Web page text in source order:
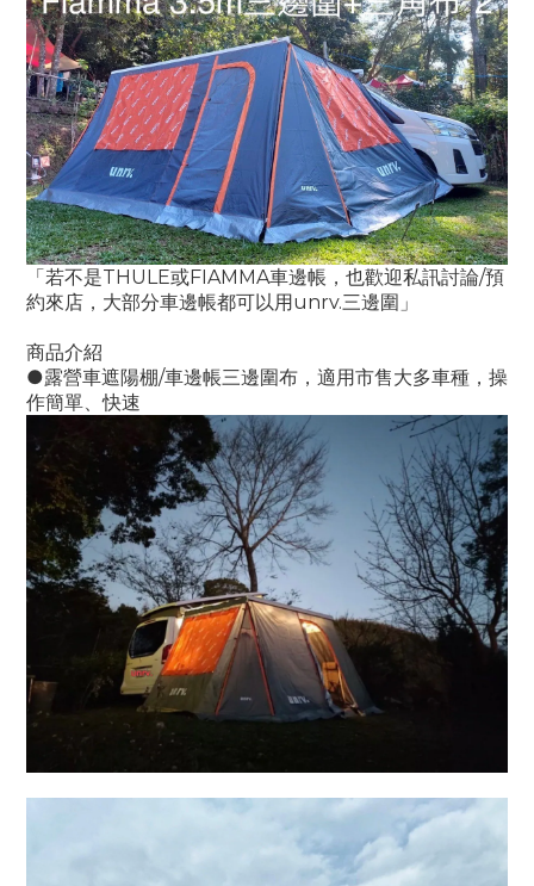
「若不是THULE或FIAMMA車邊帳，也歡迎私訊討論/預
約來店，大部分車邊帳都可以用unrv.三邊圍」
商品介紹
●露營車遮陽棚/車邊帳三邊圍布，適用市售大多車種，操
作簡單、快速